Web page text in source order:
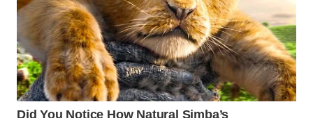
SPORT
WAHANA
UMKM
WAHANA